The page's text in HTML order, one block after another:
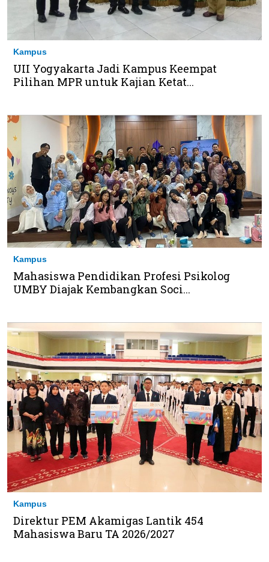
Kampus
UII Yogyakarta Jadi Kampus Keempat
Pilihan MPR untuk Kajian Ketat...
Kampus
Mahasiswa Pendidikan Profesi Psikolog
UMBY Diajak Kembangkan Soci...
Kampus
Direktur PEM Akamigas Lantik 454
Mahasiswa Baru TA 2026/2027